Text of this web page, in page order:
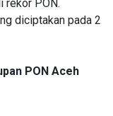
rekor PON.
diciptakan pada 2
PON Aceh